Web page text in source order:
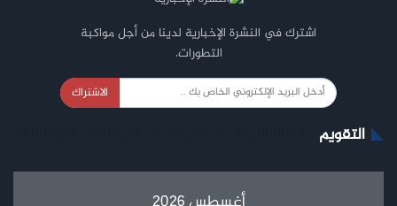
اشترك في النشرة الإخبارية لدينا من أجل مواكبة
التطورات.
الاشتراك
التقويم